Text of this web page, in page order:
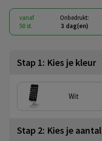
vanaf
50 st.
Onbedrukt:
3 dag(en)
Stap 1: Kies je kleur
Wit
Stap 2: Kies je aantal